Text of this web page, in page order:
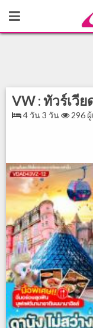
VW : ทัวร์เวี
4 วัน 3 วัน 296 ผู้